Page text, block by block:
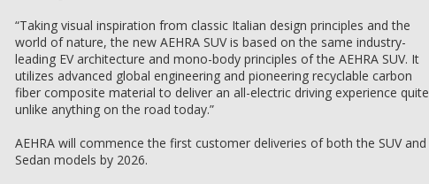
“Taking visual inspiration from classic Italian design principles and the
world of nature, the new AEHRA SUV is based on the same industry-
leading EV architecture and mono-body principles of the AEHRA SUV. It
utilizes advanced global engineering and pioneering recyclable carbon
fiber composite material to deliver an all-electric driving experience quite
unlike anything on the road today.”
AEHRA will commence the first customer deliveries of both the SUV and
Sedan models by 2026.